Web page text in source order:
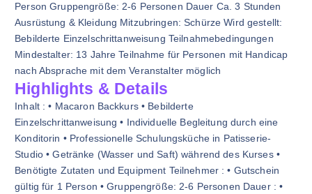
Person Gruppengröße: 2-6 Personen Dauer Ca. 3 Stunden
Ausrüstung & Kleidung Mitzubringen: Schürze Wird gestellt:
Bebilderte Einzelschrittanweisung Teilnahmebedingungen
Mindestalter: 13 Jahre Teilnahme für Personen mit Handicap
nach Absprache mit dem Veranstalter möglich
Highlights & Details
Inhalt : • Macaron Backkurs • Bebilderte
Einzelschrittanweisung • Individuelle Begleitung durch eine
Konditorin • Professionelle Schulungsküche in Patisserie-
Studio • Getränke (Wasser und Saft) während des Kurses •
Benötigte Zutaten und Equipment Teilnehmer : • Gutschein
gültig für 1 Person • Gruppengröße: 2-6 Personen Dauer : •